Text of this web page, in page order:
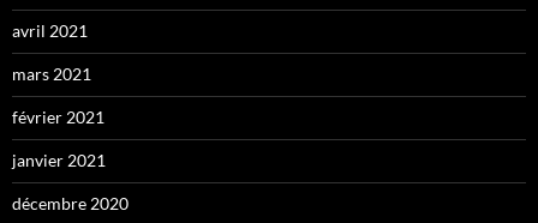
avril 2021
mars 2021
février 2021
janvier 2021
décembre 2020